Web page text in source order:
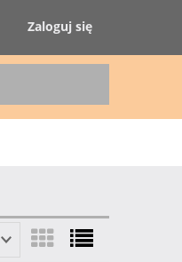
Zaloguj się